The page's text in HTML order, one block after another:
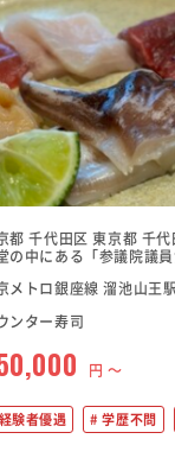
都 千代田区 東京都 千
の中にある「参議院議員
メトロ銀座線 溜池山王駅
ンター寿司
円 〜
経験者優遇 学歴不問